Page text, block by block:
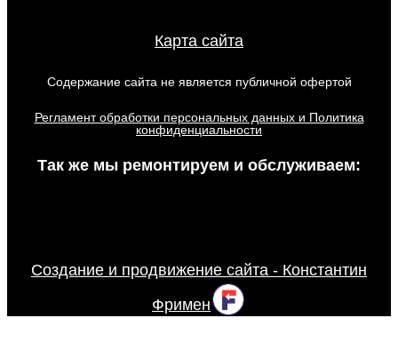
Карта сайта
Содержание сайта не является публичной офертой
Регламент обработки персональных данных и Политика
конфиденциальности
Так же мы ремонтируем и обслуживаем:
Создание и продвижение сайта - Константин
Фримен